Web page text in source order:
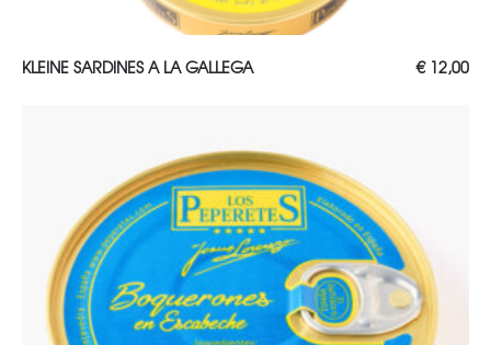
TOEVOEGEN AAN WINKELWAGEN
KLEINE SARDINES A LA GALLEGA €12,00